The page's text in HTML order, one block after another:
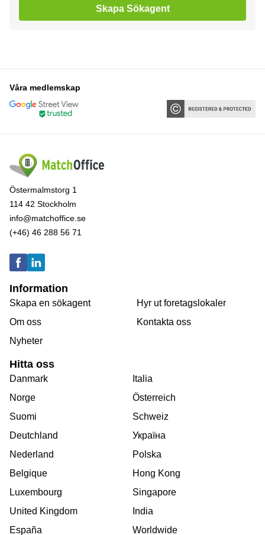
Skapa Sökagent
Våra medlemskap
Östermalmstorg 1
114 42 Stockholm
info@matchoffice.se
(+46) 46 288 56 71
Information
Skapa en sökagent
Om oss
Nyheter
Hyr ut foretagslokaler
Kontakta oss
Hitta oss
Danmark
Norge
Suomi
Deutchland
Nederland
Belgique
Luxembourg
United Kingdom
España
Italia
Österreich
Schweiz
Україна
Polska
Hong Kong
Singapore
India
Worldwide